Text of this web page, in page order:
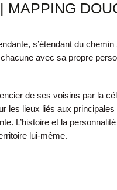
MAPPING
s’étendant du
avec sa propre
de ses voisins par la
les lieux liés aux
L’histoire et la
lui-même.